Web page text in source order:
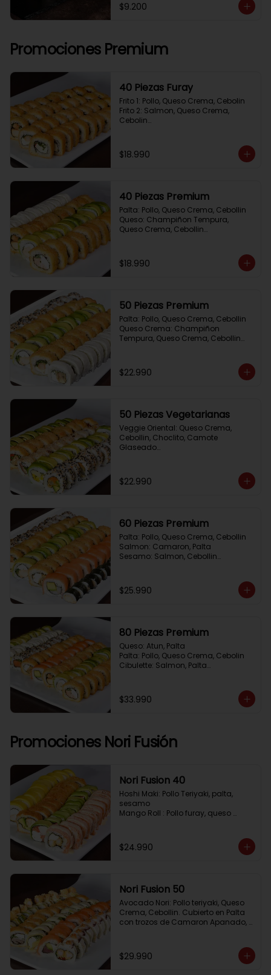
$9.200
Promociones Premium
40 Piezas Furay
Frito 1: Pollo, Queso Crema, Cebolin
Frito 2: Salmon, Queso Crema,
Cebolin
Frito 4: Kanikama, Queso Crema,
Cebollin
$18.990
40 Piezas Premium
Palta: Pollo, Queso Crema, Cebollin
Queso: Champiñon Tempura,
Queso Crema, Cebollin
Cebollin
$18.990
50 Piezas Premium
Palta: Pollo, Queso Crema, Cebollin
Queso Crema: Champiñon
Tempura, Queso Crema, Cebollin
Cebollin
Frito 2: Pollo, Queso Crema, Cebollin
$22.990
50 Piezas Vegetarianas
Veggie Oriental: Queso Crema,
Cebollin, Choclito, Camote
Glaseado
Avocado Veggie:	Palmito, Choclito,
Queso Crema, Cebollin
Albahaca,  envuelto en almendras
$22.990
60 Piezas Premium
Palta: Pollo, Queso Crema, Cebollin
Salmon: Camaron, Palta
Sesamo: Salmon, Cebollin
Pimenton, Queso Crema
Hosomaki: Pollo Teriyaki
$25.990
80 Piezas Premium
Queso: Atun, Palta
Palta: Pollo, Queso Crema, Cebolin
Cibulette: Salmon, Palta
Frito 1: Champiñon Tempura,
Pimenton, Queso Crema
Cebollin
$33.990
Promociones Nori Fusión
Nori Fusion 40
Hoshi Maki: Pollo Teriyaki, palta,
sesamo
Mango Roll : Pollo furay, queso
Avocado Oriental: Salmon,
Kanikama, Queso crema, cubierto
Salmon, bañado en salsa
Acevichada
$24.990
Nori Fusion 50
Avocado Nori: Pollo teriyaki, Queso
Crema, Cebollin. Cubierto en Palta
con trozos de Camaron Apanado,
Palta, cubierto en Salmon
Shirosakana Oriental: Pescado
$29.990